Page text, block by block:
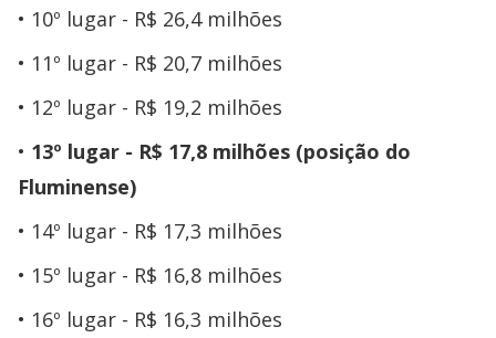
10º lugar - R$ 26,4 milhões
11º lugar - R$ 20,7 milhões
12º lugar - R$ 19,2 milhões
13º lugar - R$ 17,8 milhões (posição do
Fluminense)
14º lugar - R$ 17,3 milhões
15º lugar - R$ 16,8 milhões
16º lugar - R$ 16,3 milhões